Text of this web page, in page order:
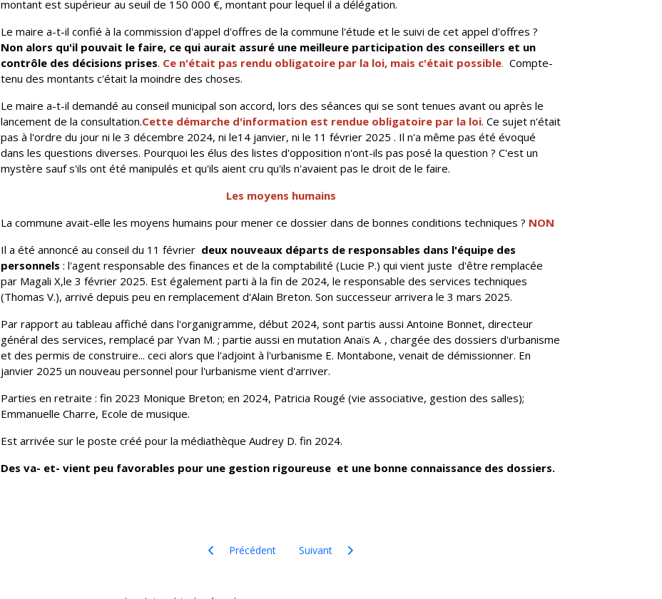
montant est supérieur au seuil de 150 000 €, montant pour lequel il a délégation.
Le maire a-t-il confié à la commission d'appel d'offres de la commune l'étude et le suivi de cet appel d'offres ?
Non alors qu'il pouvait le faire, ce qui aurait assuré une meilleure participation des conseillers et un
contrôle des décisions prises. Ce n'était pas rendu obligatoire par la loi, mais c'était possible. Compte-
tenu des montants c'était la moindre des choses.
Le maire a-t-il demandé au conseil municipal son accord, lors des séances qui se sont tenues avant ou après le
lancement de la consultation.Cette démarche d'information est rendue obligatoire par la loi. Ce sujet n'était
pas à l'ordre du jour ni le 3 décembre 2024, ni le14 janvier, ni le 11 février 2025 . Il n'a même pas été évoqué
dans les questions diverses. Pourquoi les élus des listes d'opposition n'ont-ils pas posé la question ? C'est un
mystère sauf s'ils ont été manipulés et qu'ils aient cru qu'ils n'avaient pas le droit de le faire.
Les moyens humains
La commune avait-elle les moyens humains pour mener ce dossier dans de bonnes conditions techniques ? NON
Il a été annoncé au conseil du 11 février deux nouveaux départs de responsables dans l'équipe des
personnels : l'agent responsable des finances et de la comptabilité (Lucie P.) qui vient juste d'être remplacée
par Magali X,le 3 février 2025. Est également parti à la fin de 2024, le responsable des services techniques
(Thomas V.), arrivé depuis peu en remplacement d'Alain Breton. Son successeur arrivera le 3 mars 2025.
Par rapport au tableau affiché dans l'organigramme, début 2024, sont partis aussi Antoine Bonnet, directeur
général des services, remplacé par Yvan M. ; partie aussi en mutation Anaïs A. , chargée des dossiers d'urbanisme
et des permis de construire... ceci alors que l'adjoint à l'urbanisme E. Montabone, venait de démissionner. En
janvier 2025 un nouveau personnel pour l'urbanisme vient d'arriver.
Parties en retraite : fin 2023 Monique Breton; en 2024, Patricia Rougé (vie associative, gestion des salles);
Emmanuelle Charre, Ecole de musique.
Est arrivée sur le poste créé pour la médiathèque Audrey D. fin 2024.
Des va- et- vient peu favorables pour une gestion rigoureuse et une bonne connaissance des dossiers.
Article précédent : Réunion publique-2024- 6 -13- Bois-d'Oingt
Précédent Article suivant : SCOT- Beaujolais enquête publique 2024
Suivant